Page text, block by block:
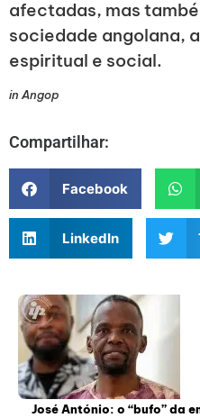
afectadas, mas
sociedade angolana,
espiritual e social.
in Angop
Compartilhar:
Facebook
LinkedIn
José António: o “bufo” da